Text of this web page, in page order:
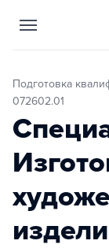
Подготовка квалифицированных рабочих, код направления
072602.01